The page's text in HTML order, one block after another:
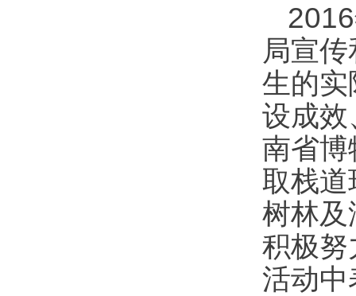
2016
局宣传
生的实
设成效
南省博
取栈道
树林及
积极努
活动中